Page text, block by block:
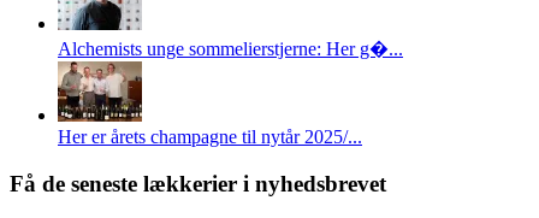
Alchemists unge sommelierstjerne: Her g�...
Her er årets champagne til nytår 2025/...
Få de seneste lækkerier i nyhedsbrevet